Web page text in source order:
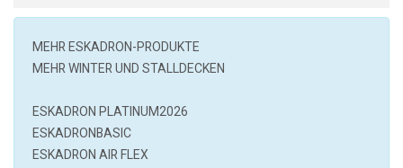
MEHR ESKADRON-PRODUKTE
MEHR WINTER UND STALLDECKEN
ESKADRON PLATINUM2026
ESKADRONBASIC
ESKADRON AIR FLEX